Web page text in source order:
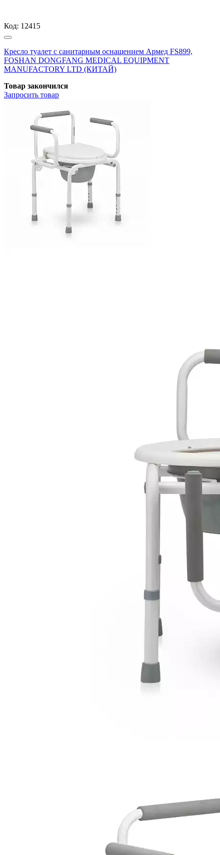
Код: 12415
Кресло туалет с санитарным оснащением Армед FS899,
FOSHAN DONGFANG MEDICAL EQUIPMENT
MANUFACTORY LTD (КИТАЙ)
Товар закончился
Запросить товар